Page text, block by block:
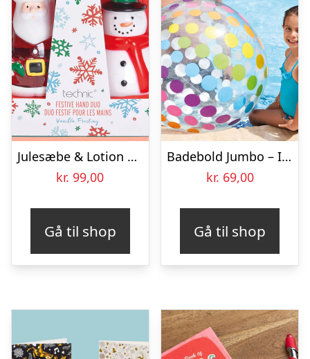
Julesæbe & Lotion Gavesæt
kr. 99,00
Gå til shop
Badebold Jumbo – Intex
kr. 69,00
Gå til shop